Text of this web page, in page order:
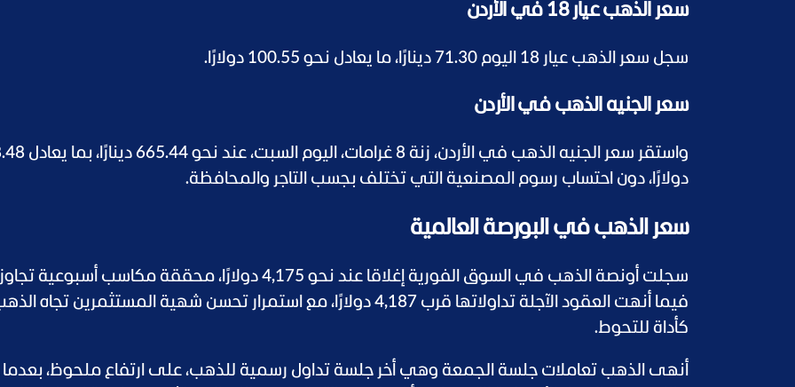
سعر الذهب عيار 18 في الأردن
سجل سعر الذهب عيار 18 اليوم 71.30 دينارًا، ما يعادل نحو 100.55 دولارًا.
سعر الجنيه الذهب في الأردن
واستقر سعر الجنيه الذهب في الأردن، زنة 8
دولارًا، دون احتساب رسوم المصنعية التي تختلف بجسب التاجر والمحافظة.
سعر الذهب في البورصة العالمية
فيما أنهت العقود الآجلة تداولاتها قرب 4,187 دولارًا، مع استمرار تحسن شهية المستثمرين تجاه
كأداة للتحوط.
أنهى الذهب تعاملات جلسة الجمعة وهي أخر جلسة تداول رسمية للذهب، على ارتفاع ملحوظ، بعدما